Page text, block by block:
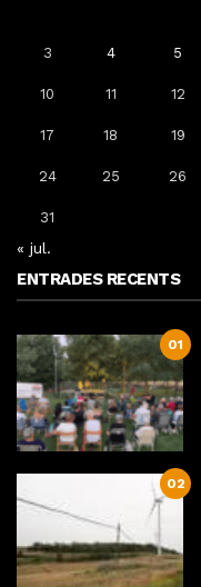
3 4 5
10 11 12
17 18 19
24 25 26
31
« jul.
ENTRADES RECENTS
01
02